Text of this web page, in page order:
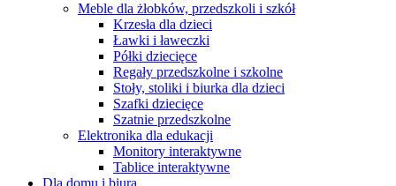
Meble dla żłobków, przedszkoli i szkół
Krzesła dla dzieci
Ławki i ławeczki
Półki dziecięce
Regały przedszkolne i szkolne
Stoły, stoliki i biurka dla dzieci
Szafki dziecięce
Szatnie przedszkolne
Elektronika dla edukacji
Monitory interaktywne
Tablice interaktywne
Dla domu i biura